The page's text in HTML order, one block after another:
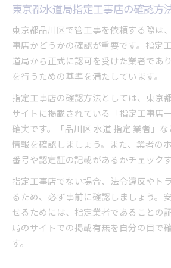
東京都水道局指定工事店の確認方
東京都品川区で管工事を依頼する際は
事店かどうかの確認が重要です。指定
道局から正式に認可を受けた業者であ
を行うための基準を満たしています。
指定工事店の確認方法としては、東京
サイトに掲載されている「指定工事店
確実です。「品川区 水道 指定 業者」
情報を確認しましょう。また、業者の
番号や認定証の記載があるかチェック
指定工事店でない場合、法令違反やト
るため、必ず事前に確認しましょう。
せるためには、指定業者であることの
局のサイトでの掲載有無を自分の目で
す。